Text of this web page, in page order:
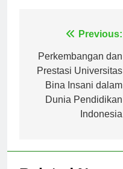
Navigasi
pos
Previous:
Perkembangan dan
Prestasi Universitas
Bina Insani dalam
Dunia Pendidikan
Indonesia